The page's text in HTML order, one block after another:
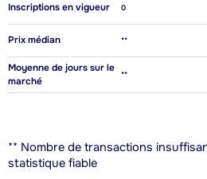
Inscriptions en vigueur 0
Prix médian **
Moyenne de jours sur le
marché
**
** Nombre de transactions
statistique fiable